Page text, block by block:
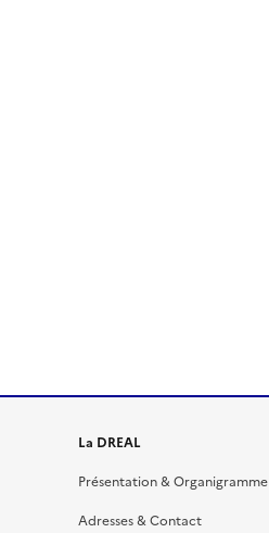
La DREAL
Présentation & Organigramme
Adresses & Contact